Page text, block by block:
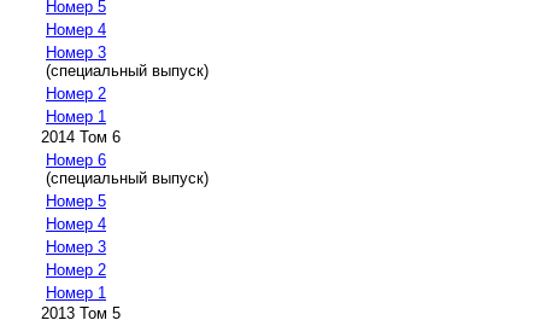
Номер 5
Номер 4
Номер 3
(специальный выпуск)
Номер 2
Номер 1
2014 Том 6
Номер 6
(специальный выпуск)
Номер 5
Номер 4
Номер 3
Номер 2
Номер 1
2013 Том 5